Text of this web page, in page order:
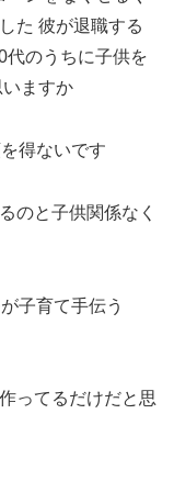
た 彼が退職する
代のうちに子供を
ますか
得ないです
のと子供関係なく
子育て手伝う
ってるだけだと思